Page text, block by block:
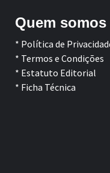
Quem somos
* Política de
* Termos e Condições
* Estatuto Editorial
* Ficha Técnica